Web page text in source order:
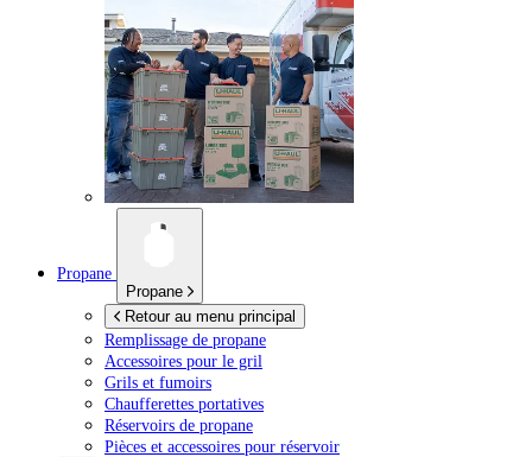
Propane
Propane
Retour au menu principal
Remplissage de propane
Accessoires pour le gril
Grils et fumoirs
Chaufferettes portatives
Réservoirs de propane
Pièces et accessoires pour réservoir